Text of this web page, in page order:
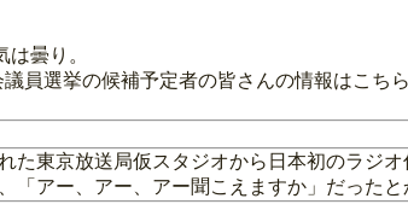
曇り。
員選挙の候補予定者の皆さんの情報はこち
た東京放送局仮スタジオから日本初のラジ
「アー、アー、アー聞こえますか」だったと